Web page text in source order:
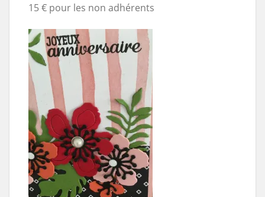
15 € pour les non adhérents